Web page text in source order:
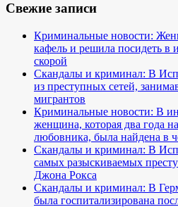
Свежие записи
Криминальные новости:
кафель и решила посидеть в
скорой
Скандалы и криминал: В
из преступных сетей,
мигрантов
Криминальные новости: В
женщина, которая два года
любовника, была найдена в
Скандалы и криминал: В
самых разыскиваемых
Джона Рокса
Скандалы и криминал: В
была госпитализирована